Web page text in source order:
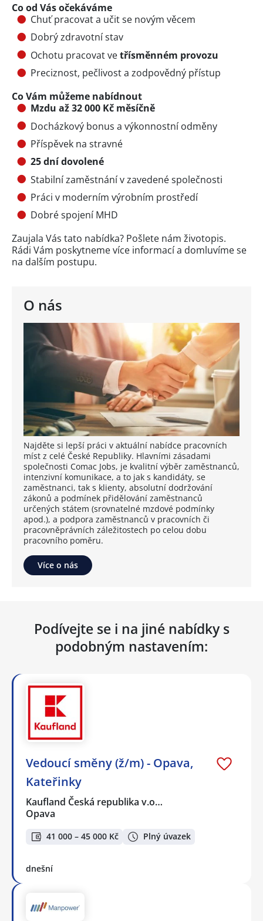
O nás
Najděte si lepší práci v aktuální nabídce pracovních
míst z celé České Republiky. Hlavními zásadami
společnosti Comac Jobs, je kvalitní výběr zaměstnanců,
intenzivní komunikace, a to jak s kandidáty, se
zaměstnanci, tak s klienty, absolutní dodržování
zákonů a podmínek přidělování zaměstnanců
určených státem (srovnatelné mzdové podmínky
apod.), a podpora zaměstnanců v pracovních či
pracovněprávních záležitostech po celou dobu
pracovního poměru.
Více o nás
Co od Vás očekáváme
Chuť pracovat a učit se novým věcem
Dobrý zdravotní stav
Ochotu pracovat vetřísměnném provozu
Preciznost, pečlivost a zodpovědný přístup
Co Vám můžeme nabídnout
Mzdu až 32 000 Kč měsíčně
Docházkový bonus a výkonnostní odměny
Příspěvek na stravné
25 dní dovolené
Stabilní zaměstnání v zavedené společnosti
Práci v moderním výrobním prostředí
Dobré spojení MHD
Zaujala Vás tato nabídka? Pošlete nám životopis.
Rádi Vám poskytneme více informací a domluvíme se
na dalším postupu.
Podívejte se i na jiné nabídky s
podobným nastavením:
Vedoucí směny (ž/m) - Opava,
Kateřinky
Kaufland Česká republika v.o…
Opava
41 000 – 45 000 Kč Plný úvazek
dnešní